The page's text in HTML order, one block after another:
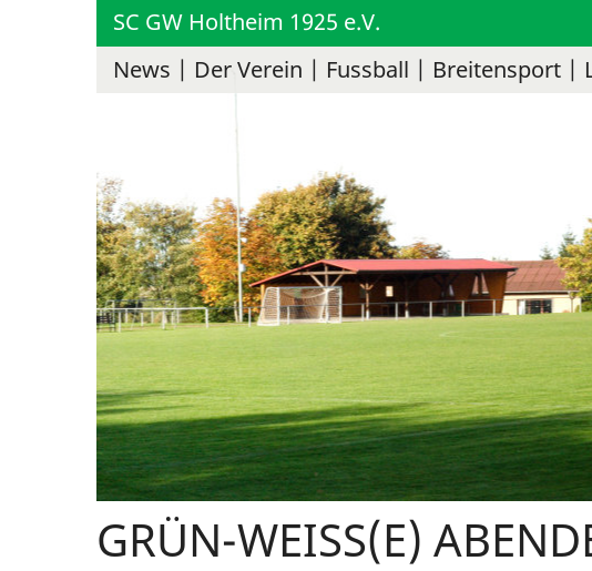
SC GW Holtheim 1925 e.V.
News
Der Verein Fussball Breitensport
GRÜN-WEISS(E)